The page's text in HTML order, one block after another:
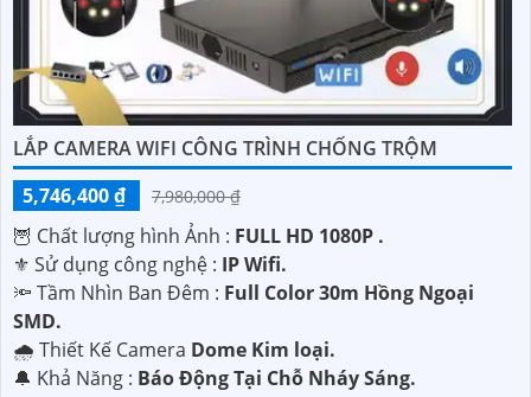
LẮP CAMERA WIFI CÔNG TRÌNH CHỐNG TRỘM
5,746,400 ₫
7,980,000 ₫
🦉 Chất lượng hình Ảnh : FULL HD 1080P .
⚜️ Sử dụng công nghệ : IP Wifi.
🔦 Tầm Nhìn Ban Đêm : Full Color 30m Hồng Ngoại
SMD.
🌧️ Thiết Kế Camera Dome Kim loại.
️🔔 Khả Năng : Báo Động Tại Chỗ Nháy Sáng.